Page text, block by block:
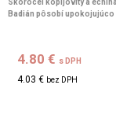
Skorocel kopijovitý a
Badián pôsobí upokojujúco
4.80 € s DPH
4.03 € bez DPH